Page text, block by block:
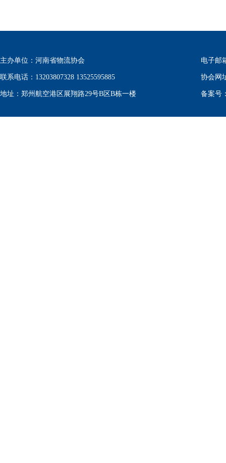
主办单位：河南省物流协会
联系电话：13203807328 13525595885
地址：郑州航空港区展翔路29号B区B栋一楼
电子邮
协会网
备案号